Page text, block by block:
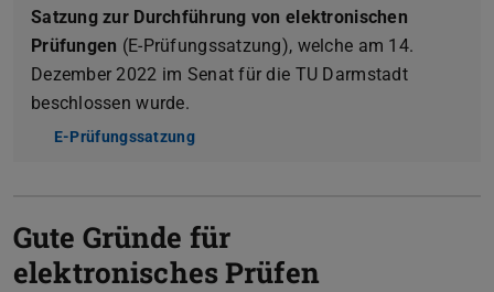
Satzung zur Durchführung von elektronischen
Prüfungen (E-Prüfungssatzung), welche am 14.
Dezember 2022 im Senat für die TU Darmstadt
beschlossen wurde.
E-Prüfungssatzung
Gute Gründe für
elektronisches Prüfen